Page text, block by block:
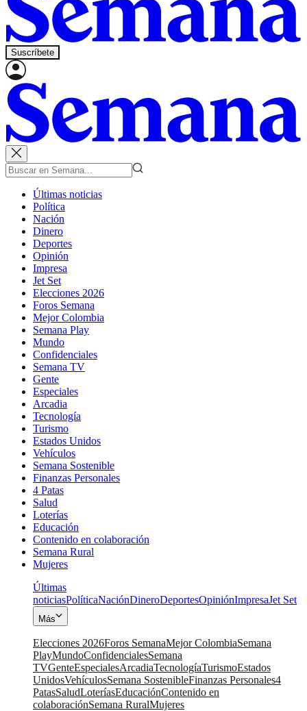
Suscríbete
Últimas noticias
Política
Nación
Dinero
Deportes
Opinión
Impresa
Jet Set
Elecciones 2026
Foros Semana
Mejor Colombia
Semana Play
Mundo
Confidenciales
Semana TV
Gente
Especiales
Arcadia
Tecnología
Turismo
Estados Unidos
Vehículos
Semana Sostenible
Finanzas Personales
4 Patas
Salud
Loterías
Educación
Contenido en colaboración
Semana Rural
Mujeres
Últimas
noticiasPolíticaNaciónDineroDeportesOpiniónImpresaJet Set
Más
Elecciones 2026Foros SemanaMejor ColombiaSemana
PlayMundoConfidencialesSemana
TVGenteEspecialesArcadiaTecnologíaTurismoEstados
UnidosVehículosSemana SostenibleFinanzas Personales4
PatasSaludLoteríasEducaciónContenido en
colaboraciónSemana RuralMujeres